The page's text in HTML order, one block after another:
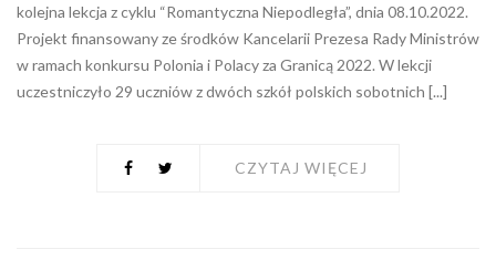
kolejna lekcja z cyklu “Romantyczna Niepodległa”, dnia 08.10.2022.
Projekt finansowany ze środków Kancelarii Prezesa Rady Ministrów
w ramach konkursu Polonia i Polacy za Granicą 2022. W lekcji
uczestniczyło 29 uczniów z dwóch szkół polskich sobotnich [...]
CZYTAJ WIĘCEJ